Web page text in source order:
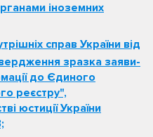
іноземних
справ України від
зразка заяви-
до Єдиного
реєстру",
юстиції України